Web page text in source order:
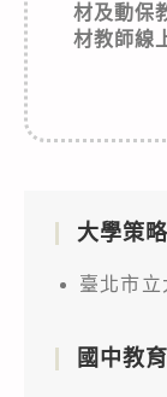
材及動保
材教師線
大學策
臺北市立
國中教